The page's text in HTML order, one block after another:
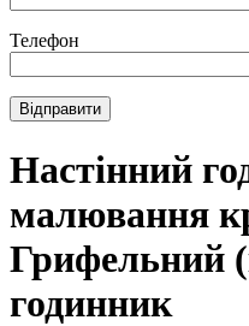
Телефон
Настінний
малювання
Грифельний
годинник